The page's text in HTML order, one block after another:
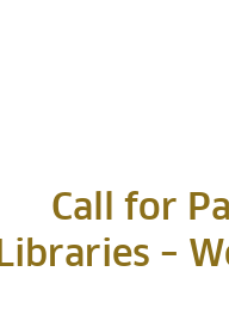
Call for
Libraries –